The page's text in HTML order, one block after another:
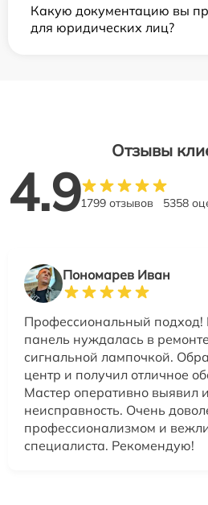
Какую документацию вы
для юридических лиц?
Отзывы
4.91799 отзывов 5358
Пономарев Иван
Профессиональный подход!
панель нуждалась в
сигнальной лампочкой.
центр и получил отличное
Мастер оперативно выявил
неисправность. Очень
профессионализмом и
специалиста. Рекомендую!